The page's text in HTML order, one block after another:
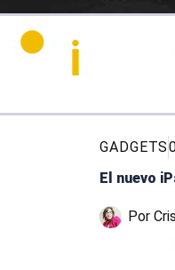
GADGETS
El nuevo
Por